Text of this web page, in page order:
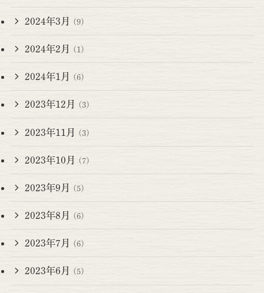
2024年3月 (9)
2024年2月 (1)
2024年1月 (6)
2023年12月 (3)
2023年11月 (3)
2023年10月 (7)
2023年9月 (5)
2023年8月 (6)
2023年7月 (6)
2023年6月 (5)